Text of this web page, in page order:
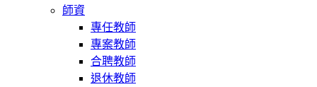
師資
專任教師
專案教師
合聘教師
退休教師